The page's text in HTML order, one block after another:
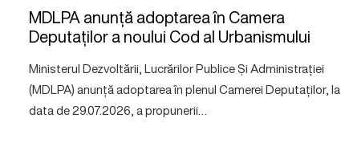
MDLPA anunță adoptarea în Camera
Deputaților a noului Cod al Urbanismului
Ministerul Dezvoltării, Lucrărilor Publice Și Administrației
(MDLPA) anunță adoptarea în plenul Camerei Deputaților, la
data de 29.07.2026, a propunerii…